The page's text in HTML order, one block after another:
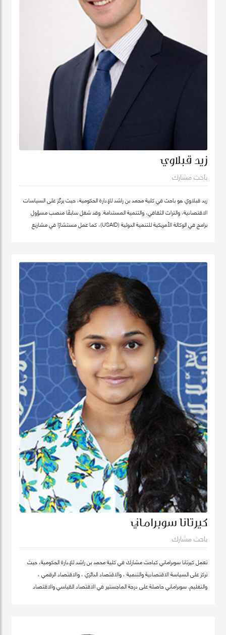
زيد قبلاوي
باحث مشارك
زيد قبلاوي هو باحث في كلية محمد بن راشد للإدارة الحكومية، حيث يركّز على السياسات
الاقتصادية، والتراث الثقافي، والتنمية المستدامة. وقد شغل سابقًا منصب مسؤول
برامج في الوكالة الأمريكية للتنمية الدولية (USAID)، كما عمل مستشارًا في مشاريع
كيرتانا سوبراماني
باحث مشارك
تعمل كيرتانا سوبراماني كباحث مشارك في كلية محمد بن راشد للإدارة الحكومية، حيث
تركز على السياسة الاقتصادية والتنمية ، والاقتصاد الدائري ، والاقتصاد الرقمي ،
والتعليم. سوبراماني حاصلة على درجة الماجستير في الاقتصاد القياسي والاقتصاد